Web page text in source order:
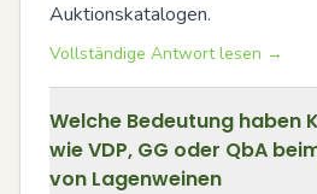
Auktionskatalogen.
Vollständige Antwort lesen →
Welche Bedeutung haben
wie VDP, GG oder QbA
von Lagenweinen